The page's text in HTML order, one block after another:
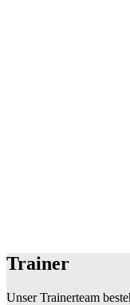
Trainer
Unser Trainerteam